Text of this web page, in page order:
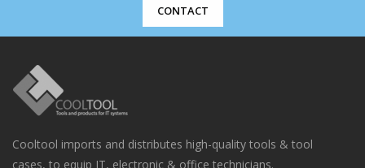
CONTACT
Cooltool imports and distributes high-quality tools & tool
cases, to equip IT, electronic & office technicians.